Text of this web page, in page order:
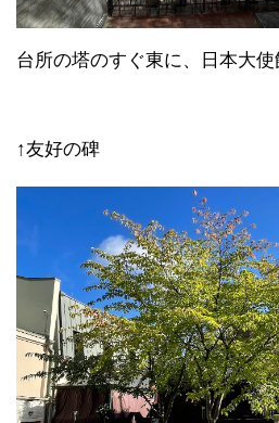
台所の塔のすぐ東に、日本大使